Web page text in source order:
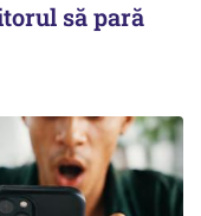
să pară